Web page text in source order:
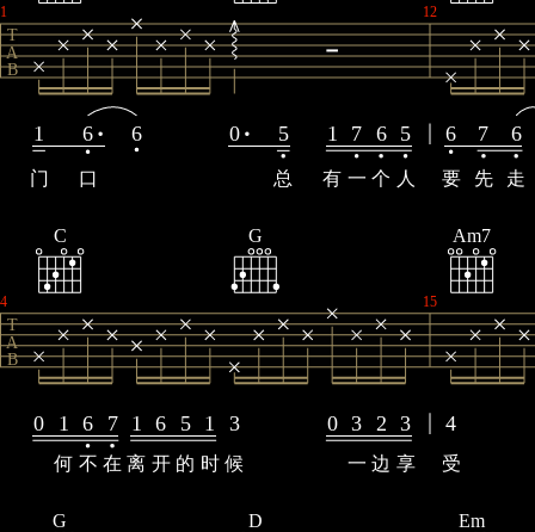
T
A
B
1 6 6 0 5 1 7 6 5
门 口 总 有 一 个 人
12
6 7 6
要 先 走
T
A
B
C G
0 1 6 7 1 6 5 1 3 0 3 2 3
何 不 在 离 开 的 时 候 一 边 享
15
Am7
4
受
G D Em